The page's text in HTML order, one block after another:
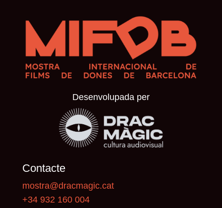
Desenvolupada per
Contacte
mostra@dracmagic.cat
+34 932 160 004